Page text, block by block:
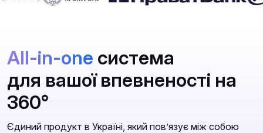
All-in-one система
для вашої впевненості на
360°
Єдиний продукт в Україні, який повʼязує між собою